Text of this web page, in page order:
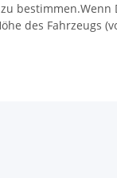
des Fahrzeugs